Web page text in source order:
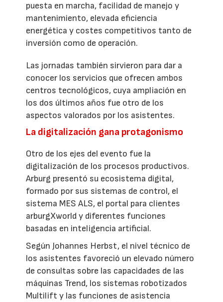
puesta en marcha, facilidad de manejo y
mantenimiento, elevada eficiencia
energética y costes competitivos tanto de
inversión como de operación.
Las jornadas también sirvieron para dar a
conocer los servicios que ofrecen ambos
centros tecnológicos, cuya ampliación en
los dos últimos años fue otro de los
aspectos valorados por los asistentes.
La digitalización gana protagonismo
Otro de los ejes del evento fue la
digitalización de los procesos productivos.
Arburg presentó su ecosistema digital,
formado por sus sistemas de control, el
sistema MES ALS, el portal para clientes
arburgXworld y diferentes funciones
basadas en inteligencia artificial.
Según Johannes Herbst, el nivel técnico de
los asistentes favoreció un elevado número
de consultas sobre las capacidades de las
máquinas Trend, los sistemas robotizados
Multilift y las funciones de asistencia